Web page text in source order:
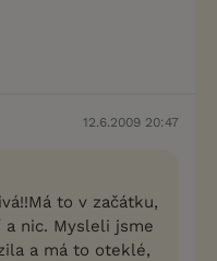
12.6.2009 20:47
to v začátku,
nic. Mysleli jsme
a má to oteklé,